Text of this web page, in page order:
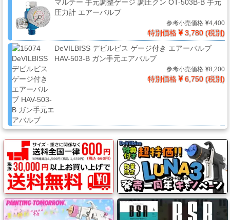
用
カ
ッ
テ
ィ
ン
グ
シ
ー
ト・
ウ
ィ
ン
マルテー 手元調整ゲージ 調圧クン OT-503B-B 手元
圧力計 エアーバルブ
参考小売価格 4,400
特別価格
3,780 (税別)
DeVILBISS デビルビス ゲージ付き エアーバルブ
HAV-503-B ガン手元エアバルブ
参考小売価格 8,200
特別価格 6,750 (税別)